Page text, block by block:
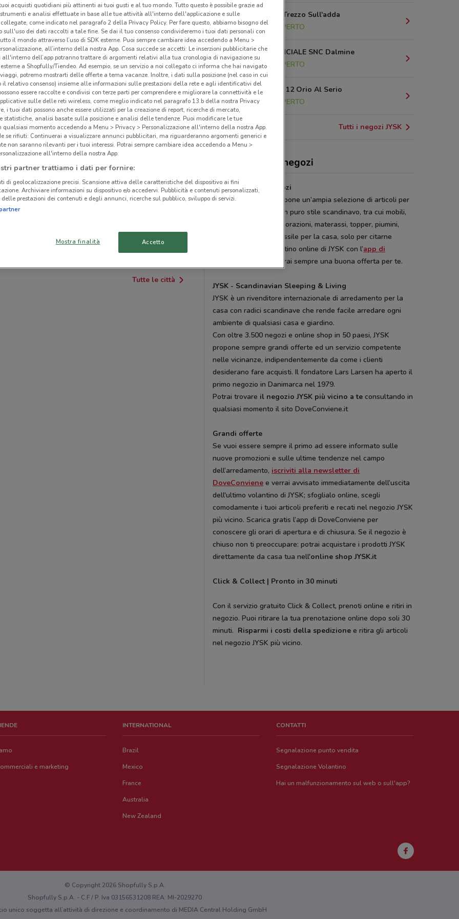
CASATENOVO
VIMERCATE MACHERIO
Tutte le città
Via Oasi, 5 Trezzo Sull'adda
10.7 km
APERTO
VIA PROVINCIALE SNC Dalmine
16.8 km
APERTO
Via Portico, 12 Orio Al Serio
21.6 km
APERTO
Tutti i negozi JYSK
JYSK, offerte e negozi
JYSK | Offerte e negozi
La catena danese propone un’ampia selezione di articoli per
la casa ed il giardino in puro stile scandinavo, tra cui mobili,
mobili da giardino, decorazioni, materassi, topper, piumini,
trapunte, guanciali, tessile per la casa, solo per citarne
alcuni. Sfoglia il volantino online di JYSK con l’app di
, troverai sempre una buona offerta per te.
JYSK - Scandinavian Sleeping & Living
JYSK è un rivenditore internazionale di arredamento per la
casa con radici scandinave che rende facile arredare ogni
ambiente di qualsiasi casa e giardino.
Con oltre 3.500 negozi e online shop in 50 paesi, JYSK
propone sempre grandi offerte ed un servizio competente
nelle vicinanze, indipendentemente da come i clienti
desiderano fare acquisti. Il fondatore Lars Larsen ha aperto il
primo negozio in Danimarca nel 1979.
Potrai trovare il negozio JYSK più vicino a te consultando in
qualsiasi momento il sito DoveConviene.it
Grandi offerte
Se vuoi essere sempre il primo ad essere informato sulle
nuove promozioni e sulle ultime tendenze nel campo
dell’arredamento, iscriviti alla newsletter di
DoveConviene e verrai avvisato immediatamente dell’uscita
dell'ultimo volantino di JYSK; sfoglialo online, scegli
comodamente i tuoi articoli preferiti e recati nel negozio JYSK
più vicino. Scarica gratis l’app di DoveConviene per
conoscere gli orari di apertura e di chiusura. Se il negozio è
chiuso non ti preoccupare: potrai acquistare i prodotti JYSK
direttamente da casa tua nell'online shop JYSK.it
Click & Collect | Pronto in 30 minuti
Con il servizio gratuito Click & Collect, prenoti online e ritiri in
negozio. Puoi ritirare la tua prenotazione online dopo soli 30
minuti. Risparmi i costi della spedizione e ritira gli articoli
nel negozio JYSK più vicino.
e marketing
INTERNATIONAL
Brazil
Mexico
France
Australia
New Zealand
CONTATTI
Segnalazione punto vendita
Segnalazione Volantino
Hai un malfunzionamento sul web o sull'app?
© Copyright 2026 Shopfully S.p.A.
Shopfully S.p.A. - C.F / P. Iva 03156531208 REA: MI-2029270
unico soggetta all’attività di direzione e coordinamento di MEDIA Central Holding GmbH
acquisti quotidiani più attinenti ai tuoi gusti e al tuo mondo. Tutto questo è possibile grazie ad
e analisi effettuate in base alle tue attività all'interno dell'applicazione e sulle
come indicato nel paragrafo 2 della Privacy Policy. Per fare questo, abbiamo bisogno del
sull'uso dei dati raccolti a tale fine. Se dai il tuo consenso condivideremo i tuoi dati personali con
il mondo attraverso l’uso di SDK esterne. Puoi sempre cambiare idea accedendo a Menu >
all’interno della nostra App. Cosa succede se accetti: Le inserzioni pubblicitarie che
all'interno dell’app potranno trattare di argomenti relativi alla tua cronologia di navigazione su
a Shopfully/Tiendeo. Ad esempio, se un servizio a noi collegato ci informa che hai navigato
potremo mostrarti delle offerte a tema vacanze. Inoltre, i dati sulla posizione (nel caso in cui
il relativo consenso) insieme alle informazioni sulle prestazioni della rete e agli identificativi del
essere raccolte e condivisi con terze parti per comprendere e migliorare la connettività e le
sulle delle reti wireless, come meglio indicato nel paragrafo 13.b della nostra Privacy
i tuoi dati possono anche essere utilizzati per la creazione di report, ricerche di mercato,
statistiche, analisi basate sulla posizione e analisi delle tendenze. Puoi modificare le tue
qualsiasi momento accedendo a Menu > Privacy > Personalizzazione all'interno della nostra App.
se rifiuti: Continuerai a visualizzare annunci pubblicitari, ma riguarderanno argomenti generici e
non saranno rilevanti per i tuoi interessi. Potrai sempre cambiare idea accedendo a Menu >
all'interno della nostra App.
partner trattiamo i dati per fornire:
di geolocalizzazione precisi. Scansione attiva delle caratteristiche del dispositivo ai fini
Archiviare informazioni su dispositivo e/o accedervi. Pubblicità e contenuti personalizzati,
prestazioni dei contenuti e degli annunci, ricerche sul pubblico, sviluppo di servizi.
Mostra finalità Accetto